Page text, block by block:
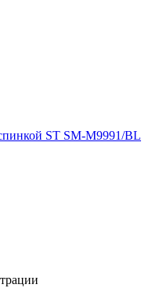
ST SM-M9991/BL